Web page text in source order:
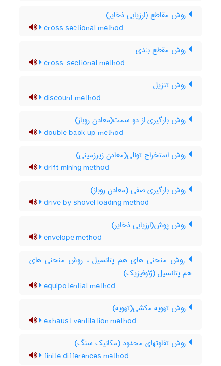
روش مقاطع (ارزیابی ذخایر)
cross sectional method
روش مقطع بندی
cross-sectional method
روش تنزیل
discount method
روش بارگیری از دو سمت(معادن روباز)
double back up method
روش استخراج تونلی(معادن زیرزمینی)
drift mining method
روش بارگیری صفی (معادن روباز)
drive by shovel loading method
روش پوش(ارزیابی ذخایر)
envelope method
روش منحنی های هم پتانسیل ، روش منحنی های
هم پتانسیل (ژئوفیزیک)
equipotential method
روش تهویه مکشی(تهویه)
exhaust ventilation method
روش تفاوتهای محدود (مکانیک سنگ)
finite differences method